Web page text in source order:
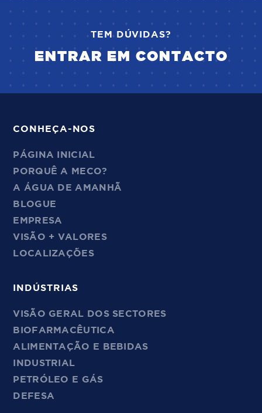
TEM DÚVIDAS?
ENTRAR EM CONTACTO
CONHEÇA-NOS
PÁGINA INICIAL
PORQUÊ A MECO?
A ÁGUA DE AMANHÃ
BLOGUE
EMPRESA
VISÃO + VALORES
LOCALIZAÇÕES
INDÚSTRIAS
VISÃO GERAL DOS SECTORES
BIOFARMACÊUTICA
ALIMENTAÇÃO E BEBIDAS
INDUSTRIAL
PETRÓLEO E GÁS
DEFESA